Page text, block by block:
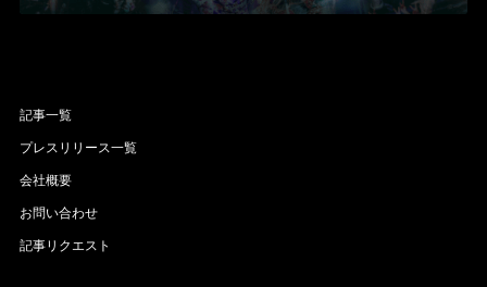
記事一覧
プレスリリース一覧
会社概要
お問い合わせ
記事リクエスト